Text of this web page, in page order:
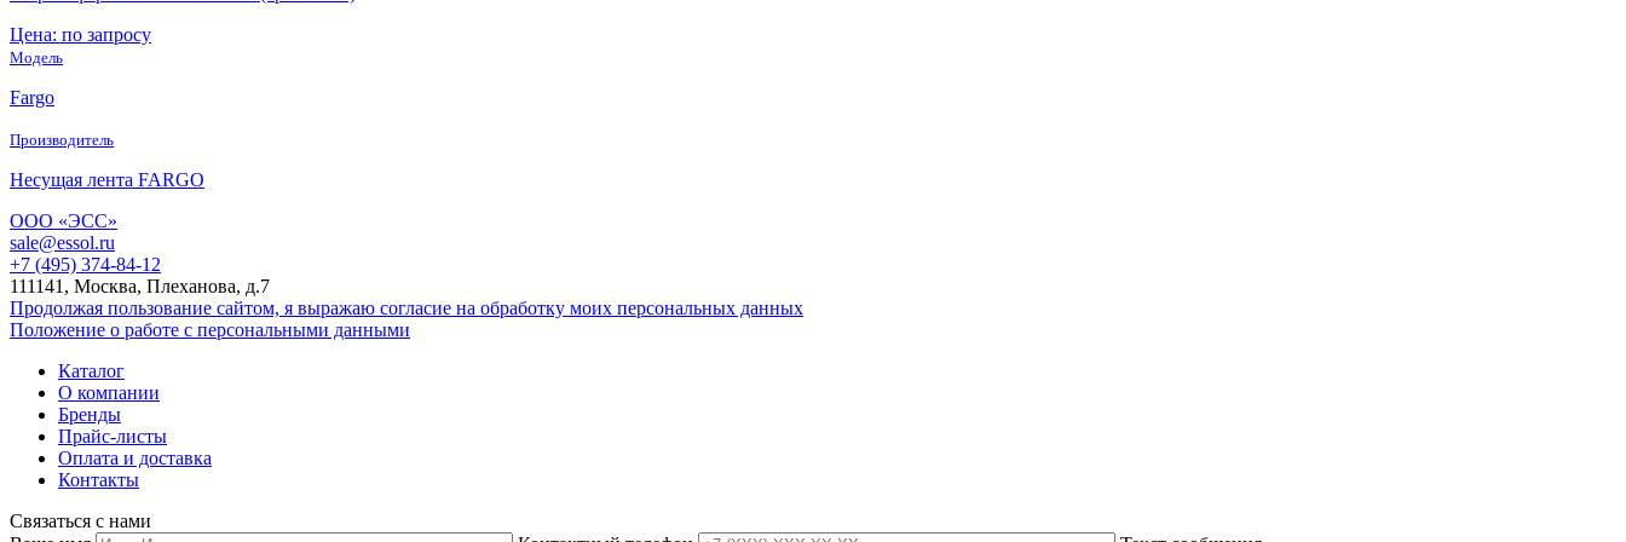
Цена: по запросу
Модель
Fargo
Производитель
Несущая лента FARGO
ООО «ЭСС»
sale@essol.ru
+7 (495) 374-84-12
111141, Москва, Плеханова, д.7
Продолжая пользование сайтом, я выражаю согласие на обработку моих персональных данных
Положение о работе с персональными данными
Каталог
О компании
Бренды
Прайс-листы
Оплата и доставка
Контакты
Связаться с нами